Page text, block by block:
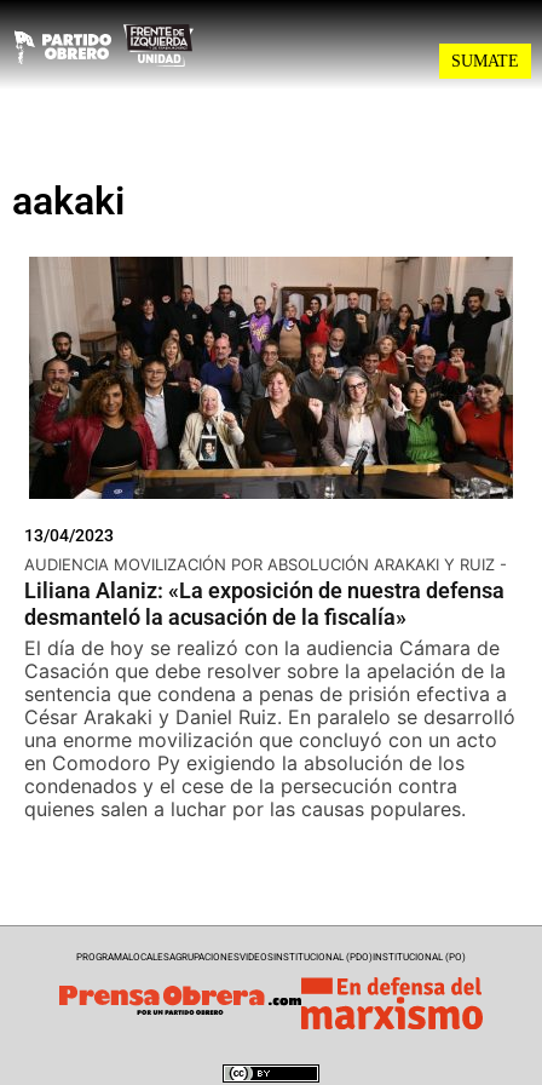
SUMATE
aakaki
13/04/2023
AUDIENCIA MOVILIZACIÓN POR ABSOLUCIÓN ARAKAKI Y RUIZ -
Liliana Alaniz: «La exposición de nuestra defensa
desmanteló la acusación de la fiscalía»
El día de hoy se realizó con la audiencia Cámara de
Casación que debe resolver sobre la apelación de la
sentencia que condena a penas de prisión efectiva a
César Arakaki y Daniel Ruiz. En paralelo se desarrolló
una enorme movilización que concluyó con un acto
en Comodoro Py exigiendo la absolución de los
condenados y el cese de la persecución contra
quienes salen a luchar por las causas populares.
PROGRAMALOCALESAGRUPACIONESVIDEOSINSTITUCIONAL (PDO)INSTITUCIONAL (PO)